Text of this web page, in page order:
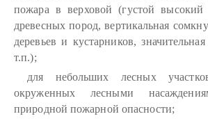
пожара в верховой (густой
древесных пород, вертикальная
деревьев и кустарников,
т.п.);
для небольших лесных
окруженных лесными
природной пожарной опасности;